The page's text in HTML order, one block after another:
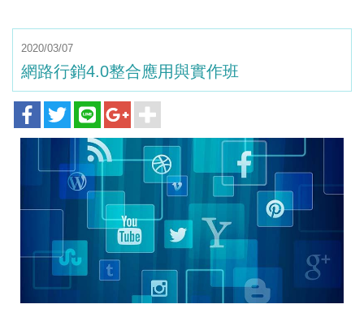
2020/03/07
網路行銷4.0整合應用與實作班